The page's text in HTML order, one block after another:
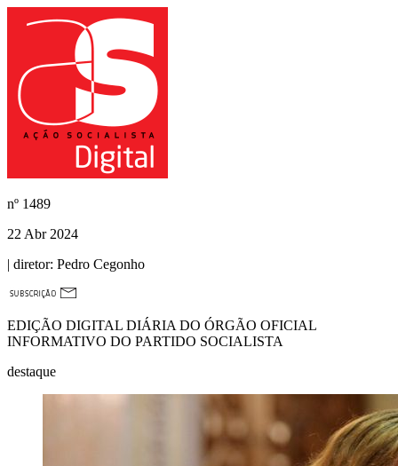
nº 1489
22 Abr 2024
| diretor: Pedro Cegonho
EDIÇÃO DIGITAL DIÁRIA DO ÓRGÃO OFICIAL
INFORMATIVO DO PARTIDO SOCIALISTA
destaque